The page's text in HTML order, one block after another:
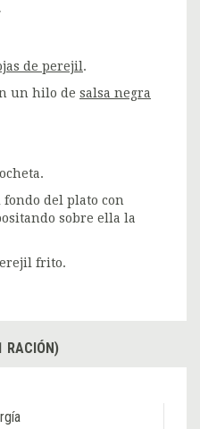
de perejil .
un hilo de salsa negra
fondo del plato con
sobre ella la
frito.
RACIÓN)